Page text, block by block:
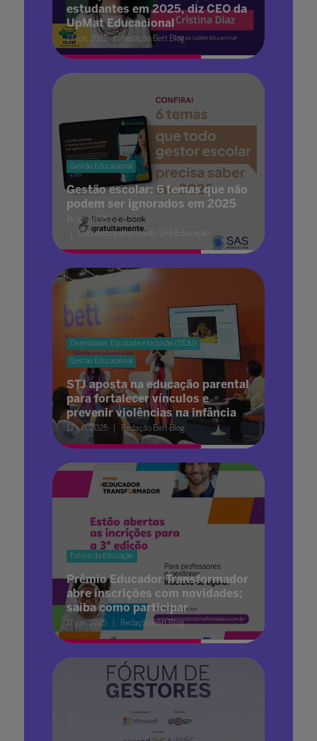
estudantes em 2025, diz CEO da
UpMat Educacional
17 jun. 2025 Redação Bett Blog
Gestão Educacional
Gestão escolar: 6 temas que não
podem ser ignorados em 2025
16 jun. 2025
Conteúdo patrocinado: SAS Educação
Diversidade, Equidade e Inclusão (DE&I)
Gestão Educacional
STJ aposta na educação parental
para fortalecer vínculos e
prevenir violências na infância
12 jun. 2025 Redação Bett Blog
Futuro da Educação
Prêmio Educador Transformador
abre inscrições com novidades;
saiba como participar
11 jun. 2025 Redação Bett Blog